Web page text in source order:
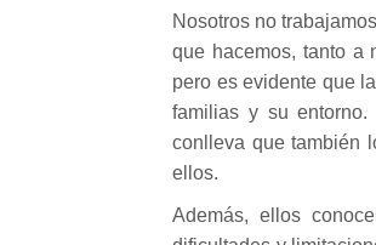
Nosotros no
que hacemos, tanto a
pero es evidente que
familias y su
conlleva que también
ellos.
Además, ellos